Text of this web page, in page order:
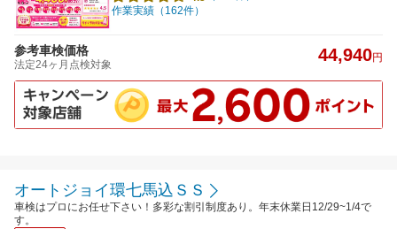
作業実績（162件）
参考車検価格
法定24ヶ月点検対象 44,940円
オートジョイ環七馬込ＳＳ
車検はプロにお任せ下さい！多彩な割引制度あり。年末休業日12/29~1/4で
す。